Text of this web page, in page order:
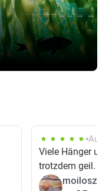
Aug
Viele Hänger
trotzdem geil. 🥶
moilosz